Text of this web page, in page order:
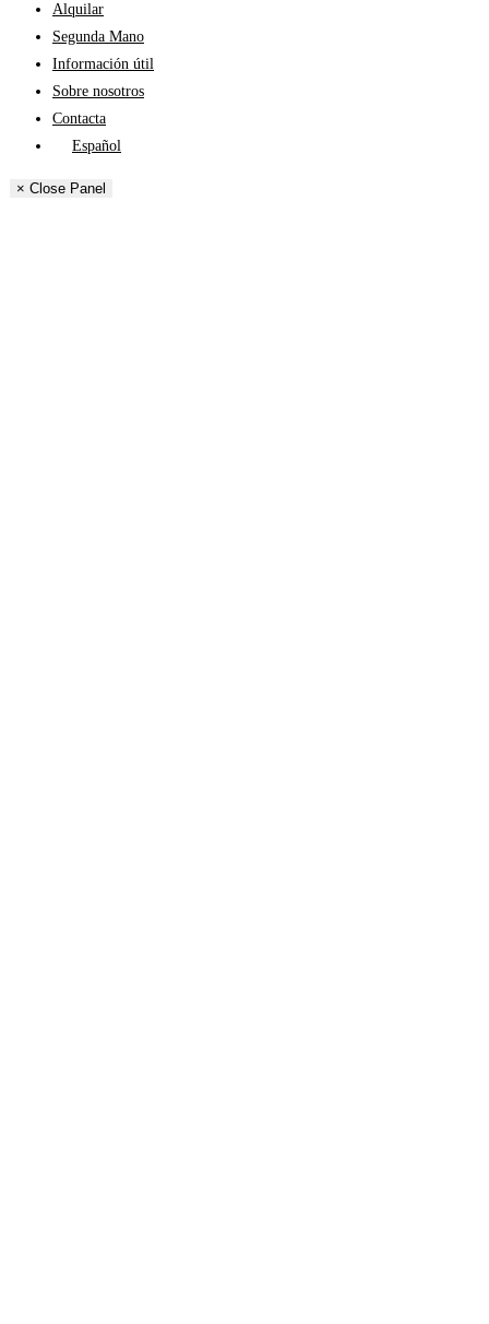
Alquilar
Segunda Mano
Información útil
Sobre nosotros
Contacta
Español
× Close Panel